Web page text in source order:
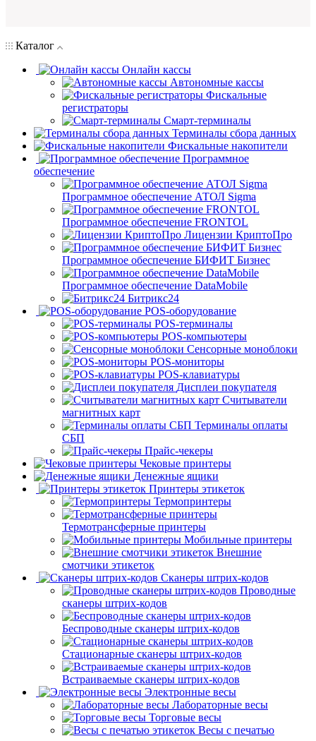
Каталог
Онлайн кассы
Автономные кассы
Фискальные
регистраторы
Смарт-терминалы
Терминалы сбора данных
Фискальные накопители
Программное
обеспечение
Программное обеспечение АТОЛ Sigma
Программное обеспечение FRONTOL
Лицензии КриптоПро
Программное обеспечение БИФИТ Бизнес
Программное обеспечение DataMobile
Битрикс24
POS-оборудование
POS-терминалы
POS-компьютеры
Сенсорные моноблоки
POS-мониторы
POS-клавиатуры
Дисплеи покупателя
Считыватели
магнитных карт
Терминалы оплаты
СБП
Прайс-чекеры
Чековые принтеры
Денежные ящики
Принтеры этикеток
Термопринтеры
Термотрансферные принтеры
Мобильные принтеры
Внешние
смотчики этикеток
Сканеры штрих-кодов
Проводные
сканеры штрих-кодов
Беспроводные сканеры штрих-кодов
Стационарные сканеры штрих-кодов
Встраиваемые сканеры штрих-кодов
Электронные весы
Лабораторные весы
Торговые весы
Весы с печатью